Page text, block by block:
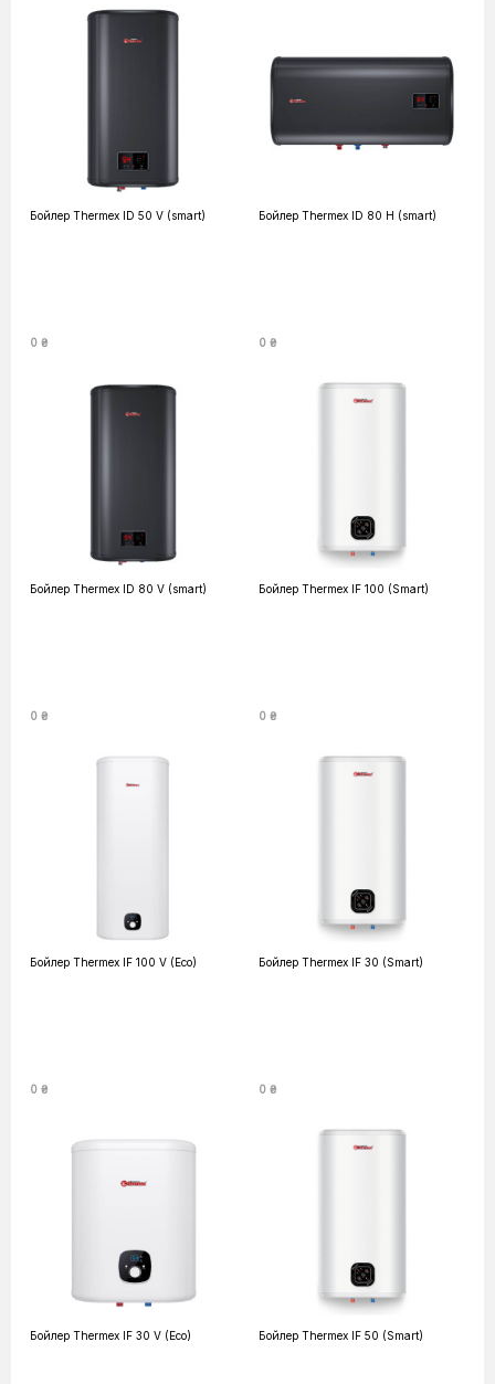
Бойлер Thermex ID 50 V (smart)
0 ₴
Бойлер Thermex ID 80 H (smart)
0 ₴
Бойлер Thermex ID 80 V (smart)
0 ₴
Бойлер Thermex IF 100 (Smart)
0 ₴
Бойлер Thermex IF 100 V (Eco)
0 ₴
Бойлер Thermex IF 30 (Smart)
0 ₴
Бойлер Thermex IF 30 V (Eco) Бойлер Thermex IF 50 (Smart)